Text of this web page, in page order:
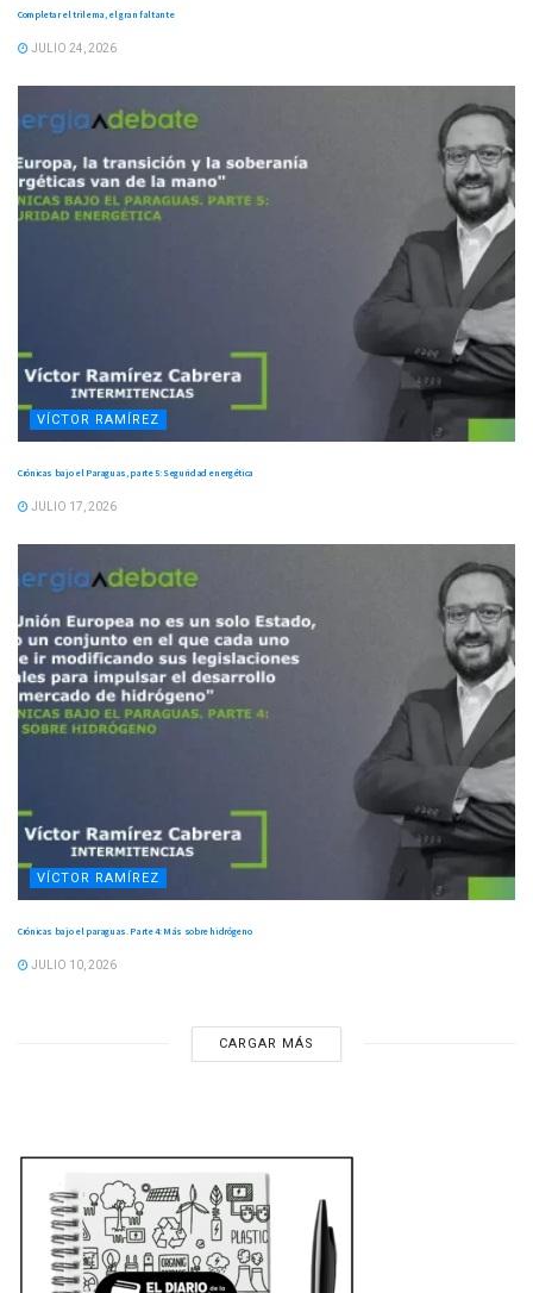
Completar el trilema, el gran faltante
JULIO 24, 2026
VÍCTOR RAMÍREZ
Crónicas bajo el Paraguas, parte 5: Seguridad energética
JULIO 17, 2026
VÍCTOR RAMÍREZ
Crónicas bajo el paraguas. Parte 4: Más sobre hidrógeno
JULIO 10, 2026
CARGAR MÁS